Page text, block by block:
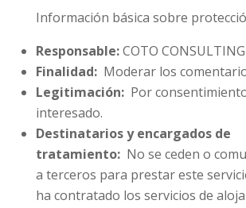
Información básica sobre
Responsable:COTO CONSULTING
Finalidad:Moderar los
Legitimación:Por
interesado.
Destinatarios y encargados de
tratamiento:No se ceden o
a terceros para prestar este
ha contratado los servicios de